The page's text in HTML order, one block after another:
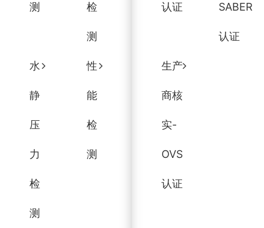
测 检
测
水
静
压
力
检
测
性
能
检
测
认证 SABER
认证
生产
商核
实-
OVS
认证